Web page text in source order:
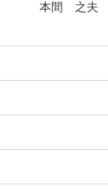
本間 之夫